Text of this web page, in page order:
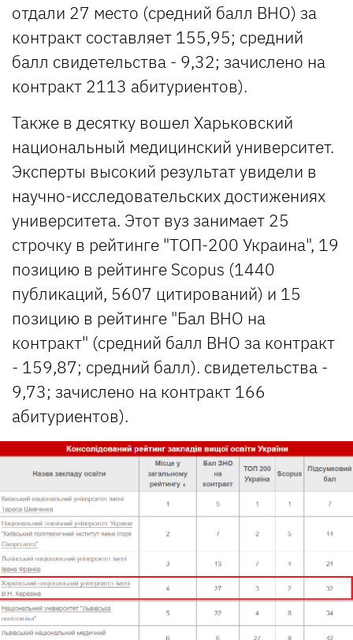
отдали 27 место (средний балл ВНО) за
контракт составляет 155,95; средний
балл свидетельства - 9,32; зачислено на
контракт 2113 абитуриентов).
Также в десятку вошел Харьковский
национальный медицинский университет.
Эксперты высокий результат увидели в
научно-исследовательских достижениях
университета. Этот вуз занимает 25
строчку в рейтинге "ТОП-200 Украина", 19
позицию в рейтинге Scopus (1440
публикаций, 5607 цитирований) и 15
позицию в рейтинге "Бал ВНО на
контракт" (средний балл ВНО за контракт
- 159,87; средний балл). свидетельства -
9,73; зачислено на контракт 166
абитуриентов).